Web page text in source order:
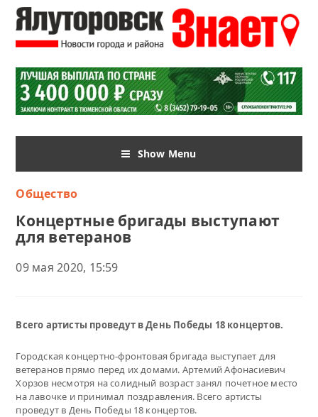
Show Menu
Общество
Концертные бригады выступают
для ветеранов
09 мая 2020, 15:59
Всего артисты проведут в День Победы 18 концертов.
Городская концертно-фронтовая бригада выступает для
ветеранов прямо перед их домами. Артемий Афонасиевич
Хорзов несмотря на солидный возраст занял почетное место
на лавочке и принимал поздравления. Всего артисты
проведут в День Победы 18 концертов.